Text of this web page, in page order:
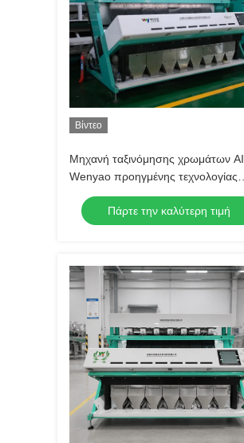
Βίντεο
Μηχανή ταξινόμησης χρωμάτων AI
Wenyao προηγμένης τεχνολογίας
Macadamia Nut Μηχάνημα
ταξινόμησης χρωμάτων Pistachio
Pecan Macadamia
Πάρτε την καλύτερη τιμή